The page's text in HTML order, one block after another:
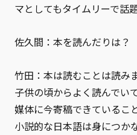
マとしてもタイムリーで話
佐久間：本を読んだりは？
竹田：本は読むことは読み
子供の頃からよく読んでい
媒体に今寄稿できているこ
小説的な日本語は身につか